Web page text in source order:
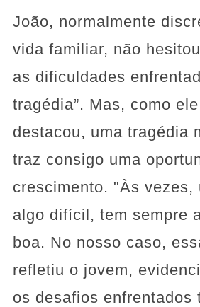
João, normalmente
vida familiar, não
as dificuldades
tragédia”. Mas, como
destacou, uma tragédia
traz consigo uma
crescimento. "Às vezes,
algo difícil, tem sempre
boa. No nosso caso,
refletiu o jovem,
os desafios enfrentados